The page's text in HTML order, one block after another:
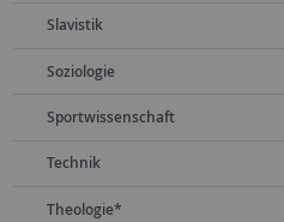
Slavistik
Soziologie
Sportwissenschaft
Technik
Theologie*